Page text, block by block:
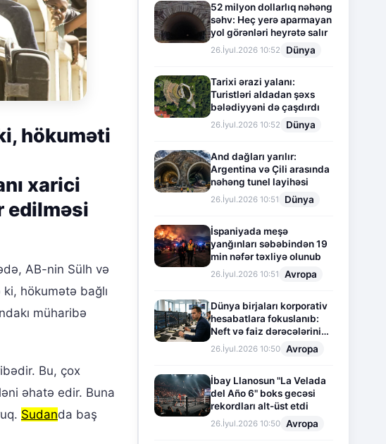
hökuməti
xarici
edilməsi
AB-nin Sülh və
hökumətə bağlı
müharibə
Bu, çox
əhatə edir. Buna
Sudanda baş
52 milyon dollarlıq nəhəng
səhv: Heç yerə aparmayan
yol görənləri heyrətə salır
26.İyul.2026 10:52 Dünya
Tarixi ərazi yalanı:
Turistləri aldadan şəxs
bələdiyyəni də çaşdırdı
26.İyul.2026 10:52 Dünya
And dağları yarılır:
Argentina və Çili arasında
nəhəng tunel layihəsi
26.İyul.2026 10:51 Dünya
İspaniyada meşə
yanğınları səbəbindən 19
min nəfər təxliyə olunub
26.İyul.2026 10:51 Avropa
Dünya birjaları korporativ
hesabatlara fokuslanıb:
Neft və faiz dərəcələrinin
təsiri altında cari vəziyyət
26.İyul.2026 10:50 Avropa
İbay Llanosun "La Velada
del Año 6" boks gecəsi
rekordları alt-üst etdi
26.İyul.2026 10:50 Avropa